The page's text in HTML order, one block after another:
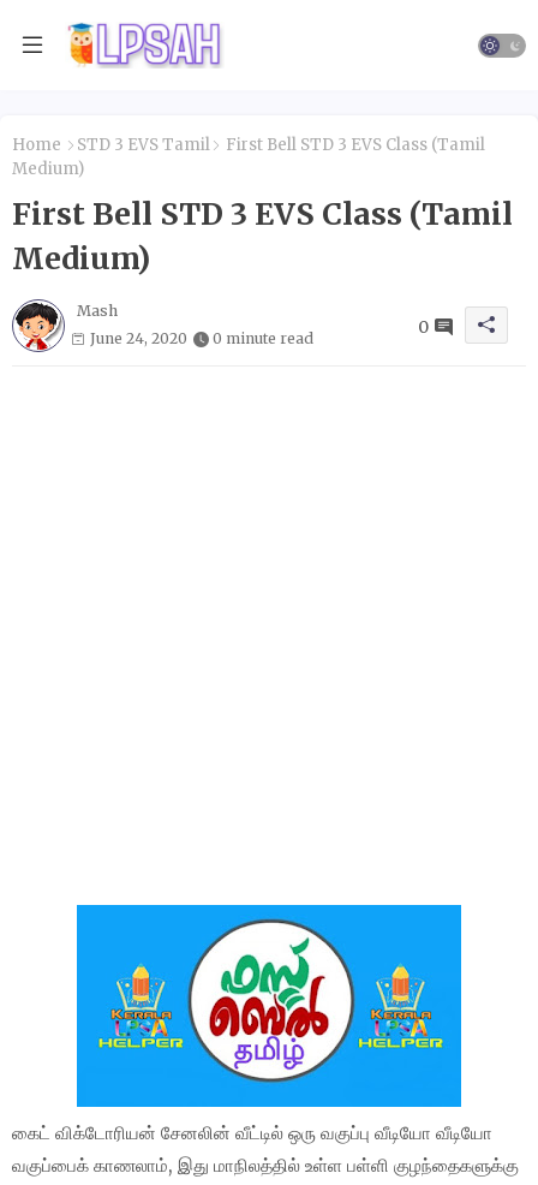
Home STD 3 EVS Tamil
First Bell STD 3 EVS Class (Tamil
Medium)
First Bell STD 3 EVS Class (Tamil
Medium)
Mash
June 24, 2020
0 minute read
0
கைட் விக்டோரியன் சேனலின் வீட்டில் ஒரு வகுப்பு வீடியோ வீடியோ
வகுப்பைக் காணலாம், இது மாநிலத்தில் உள்ள பள்ளி குழந்தைகளுக்கு